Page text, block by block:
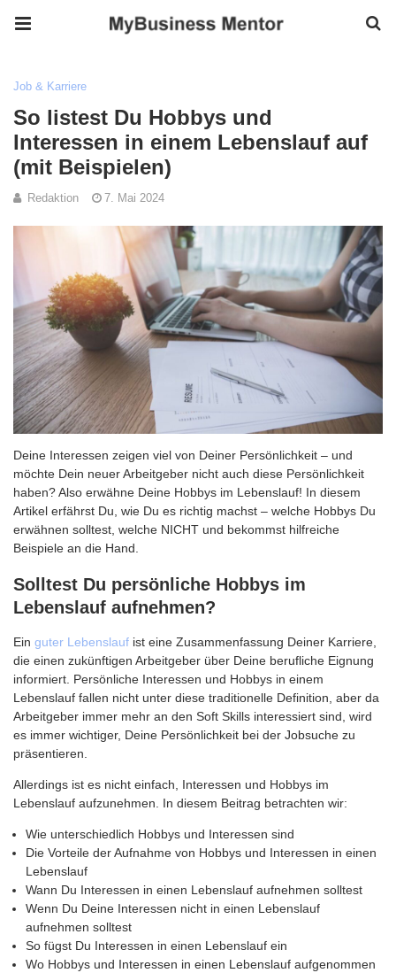
Job & Karriere
So listest Du Hobbys und
Interessen in einem Lebenslauf auf
(mit Beispielen)
Redaktion 7. Mai 2024
Deine Interessen zeigen viel von Deiner Persönlichkeit – und
möchte Dein neuer Arbeitgeber nicht auch diese Persönlichkeit
haben? Also erwähne Deine Hobbys im Lebenslauf! In diesem
Artikel erfährst Du, wie Du es richtig machst – welche Hobbys Du
erwähnen solltest, welche NICHT und bekommst hilfreiche
Beispiele an die Hand.
Solltest Du persönliche Hobbys im
Lebenslauf aufnehmen?
Ein guter Lebenslauf ist eine Zusammenfassung Deiner Karriere,
die einen zukünftigen Arbeitgeber über Deine berufliche Eignung
informiert. Persönliche Interessen und Hobbys in einem
Lebenslauf fallen nicht unter diese traditionelle Definition, aber da
Arbeitgeber immer mehr an den Soft Skills interessiert sind, wird
es immer wichtiger, Deine Persönlichkeit bei der Jobsuche zu
präsentieren.
Allerdings ist es nicht einfach, Interessen und Hobbys im
Lebenslauf aufzunehmen. In diesem Beitrag betrachten wir:
Wie unterschiedlich Hobbys und Interessen sind
Die Vorteile der Aufnahme von Hobbys und Interessen in einen
Lebenslauf
Wann Du Interessen in einen Lebenslauf aufnehmen solltest
Wenn Du Deine Interessen nicht in einen Lebenslauf
aufnehmen solltest
So fügst Du Interessen in einen Lebenslauf ein
Wo Hobbys und Interessen in einen Lebenslauf aufgenommen